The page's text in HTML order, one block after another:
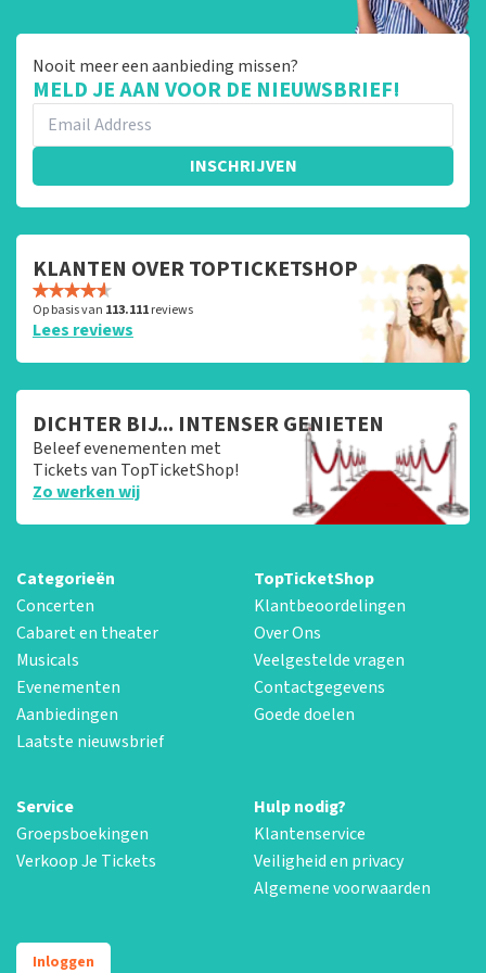
Nooit meer een aanbieding missen?
MELD JE AAN VOOR DE NIEUWSBRIEF!
INSCHRIJVEN
KLANTEN OVER TOPTICKETSHOP
Op basis van 113.111reviews
Lees reviews
DICHTER BIJ... INTENSER GENIETEN
Beleef evenementen met
Tickets van TopTicketShop!
Zo werken wij
Categorieën
Concerten
Cabaret en theater
Musicals
Evenementen
Aanbiedingen
Laatste nieuwsbrief
TopTicketShop
Klantbeoordelingen
Over Ons
Veelgestelde vragen
Contactgegevens
Goede doelen
Service
Groepsboekingen
Verkoop Je Tickets
Hulp nodig?
Klantenservice
Veiligheid en privacy
Algemene voorwaarden
Inloggen